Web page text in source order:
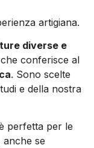
artigiana.
diverse e
conferisce al
. Sono scelte
e della nostra
perfetta per le
anche se